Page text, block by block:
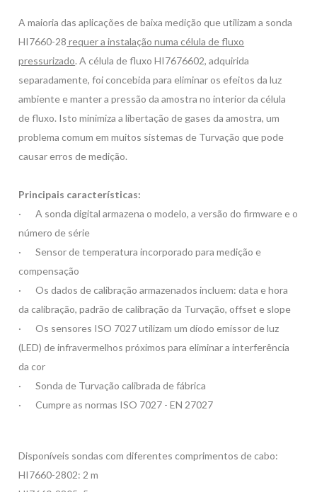
A maioria das aplicações de baixa medição que utilizam a sonda
HI7660-28 requer a instalação numa célula de fluxo
pressurizado. A célula de fluxo HI7676602, adquirida
separadamente, foi concebida para eliminar os efeitos da luz
ambiente e manter a pressão da amostra no interior da célula
de fluxo. Isto minimiza a libertação de gases da amostra, um
problema comum em muitos sistemas de Turvação que pode
causar erros de medição.
Principais características:
·
A sonda digital armazena o modelo, a versão do firmware e o
número de série
·
Sensor de temperatura incorporado para medição e
compensação
·
Os dados de calibração armazenados incluem: data e hora
da calibração, padrão de calibração da Turvação, offset e slope
·
Os sensores ISO 7027 utilizam um díodo emissor de luz
(LED) de infravermelhos próximos para eliminar a interferência
da cor
·
Sonda de Turvação calibrada de fábrica
·
Cumpre as normas ISO 7027 - EN 27027
Disponíveis sondas com diferentes comprimentos de cabo:
HI7660-2802: 2 m